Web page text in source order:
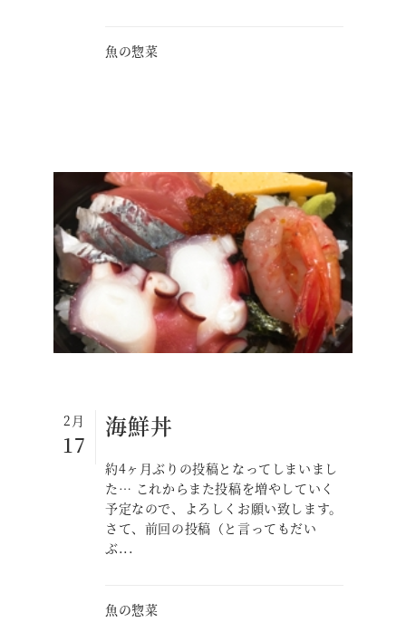
魚の惣菜
2月
17
海鮮丼
約4ヶ月ぶりの投稿となってしまいまし
た… これからまた投稿を増やしていく
予定なので、よろしくお願い致します。
さて、前回の投稿（と言ってもだい
ぶ...
魚の惣菜